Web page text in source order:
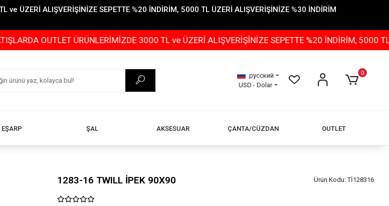
ve ÜZERİ ALIŞVERİŞİNİZE SEPETTE %20 İNDİRİM, 5000 TL ÜZERİ ALIŞVERİŞİNİZE %30 İNDİRİM
OUTLET ÜRÜNLERİMİZDE 3000 TL ve ÜZERİ ALIŞVERİŞİNİZE SEPETTE %20 İNDİRİM, 5000 TL
русский
USD - Dolar
0
EŞARP ŞAL AKSESUAR ÇANTA/CÜZDAN OUTLET
1283-16 TWILL İPEK 90X90 Ürün Kodu:Tİ128316